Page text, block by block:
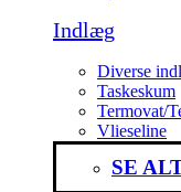
Indlæg
Diverse
Taskeskum
Termovat/
Vlieseline
SE